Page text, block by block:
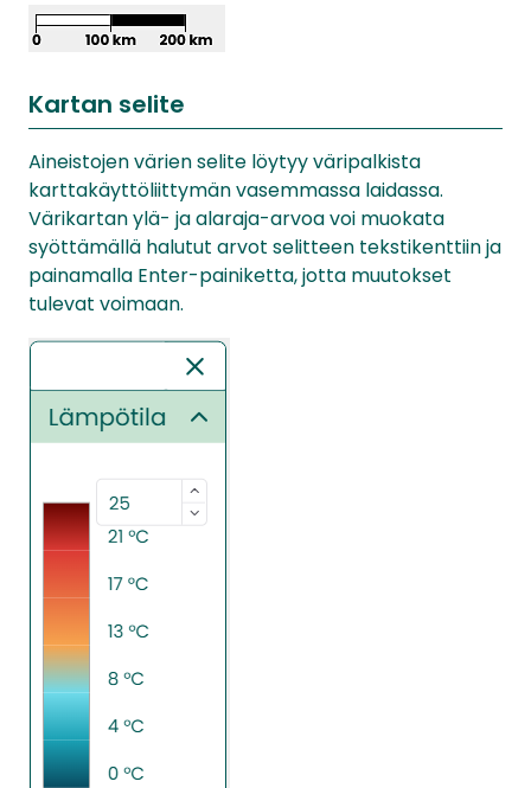
Kartan selite
Aineistojen värien selite löytyy väripalkista
karttakäyttöliittymän vasemmassa laidassa.
Värikartan ylä- ja alaraja-arvoa voi muokata
syöttämällä halutut arvot selitteen tekstikenttiin ja
painamalla Enter-painiketta, jotta muutokset
tulevat voimaan.